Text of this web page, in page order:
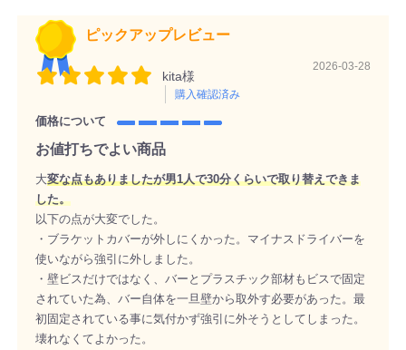
ピックアップレビュー
kita様
購入確認済み
2026-03-28
価格について
お値打ちでよい商品
大変な点もありましたが男1人で30分くらいで取り替えできま
した。
以下の点が大変でした。
・ブラケットカバーが外しにくかった。マイナスドライバーを
使いながら強引に外しました。
・壁ビスだけではなく、バーとプラスチック部材もビスで固定
されていた為、バー自体を一旦壁から取外す必要があった。最
初固定されている事に気付かず強引に外そうとしてしまった。
壊れなくてよかった。